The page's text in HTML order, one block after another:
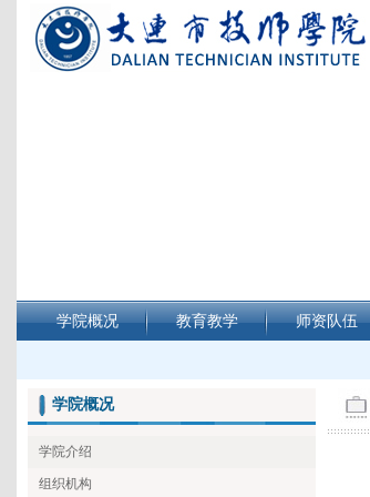
学院概况 教育教学 师资队伍
学院概况
学院介绍
组织机构